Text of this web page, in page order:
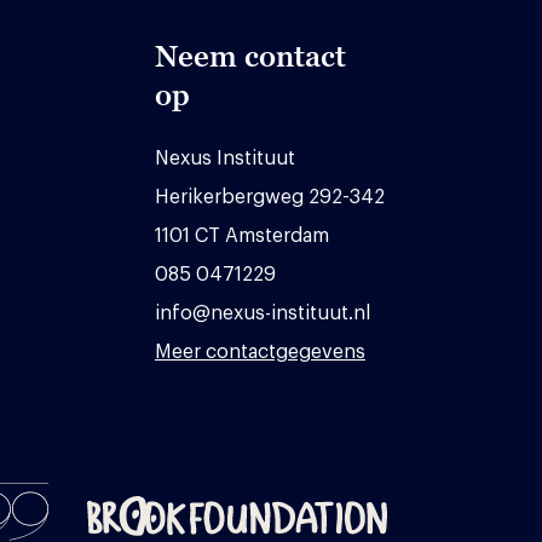
Neem contact
op
Nexus Instituut
Herikerbergweg 292-342
1101 CT Amsterdam
085 0471229
info@nexus-instituut.nl
Meer contactgegevens